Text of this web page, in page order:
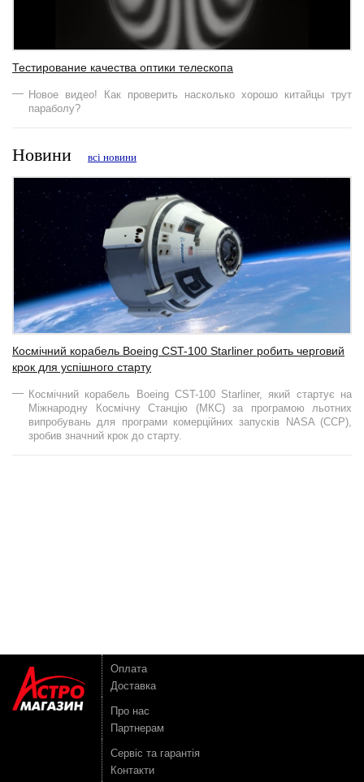
Тестирование качества оптики телескопа
Новое видео! Как проверить насколько хорошо китайцы трут
параболу?
Новини всі новини
Космічний корабель Boeing CST-100 Starliner робить черговий
крок для успішного старту
Космічний корабель Boeing CST-100 Starliner, який стартує на
Міжнародну Космічну Станцію (МКС) за програмою льотних
випробувань для програми комерційних запусків NASA (CCP),
зробив значний крок до старту.
Оплата
Доставка
Про нас
Партнерам
Сервіс та гарантія
Контакти